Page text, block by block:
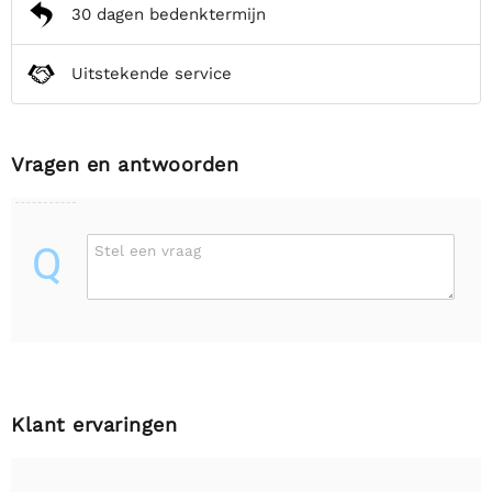
30 dagen bedenktermijn
Uitstekende service
Vragen en antwoorden
Q Stel een vraag
Klant ervaringen